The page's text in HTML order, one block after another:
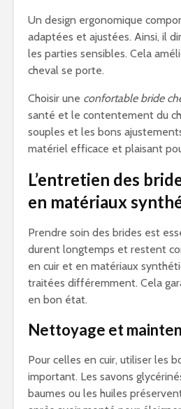
Un design ergonomique
adaptées et ajustées. Ainsi, il
les parties sensibles. Cela
cheval se porte.
Choisir une confortable bride
santé et le contentement du
souples et les bons
matériel efficace et plaisant
L’entretien des
en matériaux
Prendre soin des brides est
durent longtemps et restent
en cuir et en matériaux
traitées différemment. Cela
en bon état.
Nettoyage et
Pour celles en cuir, utiliser les
important. Les savons
baumes ou les huiles